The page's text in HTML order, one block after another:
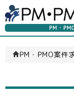
PM・
PM・PMO案件